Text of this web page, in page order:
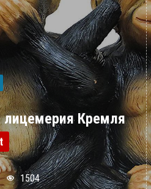
лицемерия Кремля
1504